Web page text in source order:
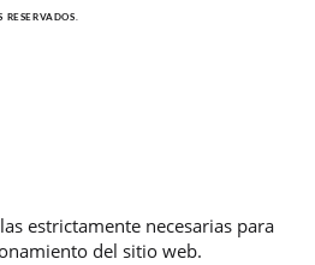
estrictamente necesarias para
del sitio web.